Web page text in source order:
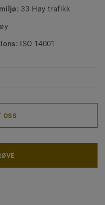
33 Høy trafikk
ISO 14001
OSS